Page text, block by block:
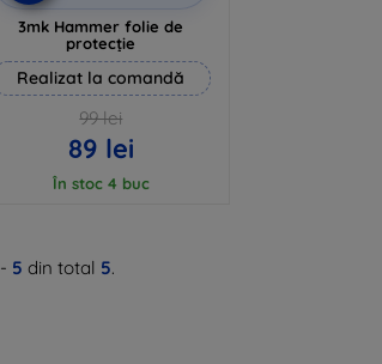
3mk Hammer folie de
protecție
Realizat la comandă
99 lei
89 lei
În stoc 4 buc
- 5 din total 5.